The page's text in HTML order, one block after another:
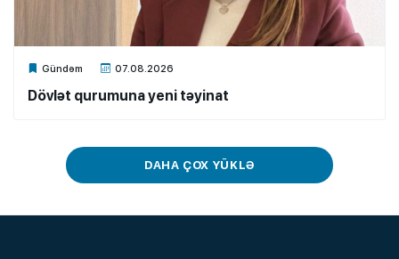
Gündəm 07.08.2026
Xalq.Online
Dövlət qurumuna yeni təyinat
DAHA ÇOX YÜKLƏ